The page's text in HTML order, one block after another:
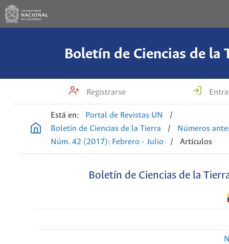
Boletín de Ciencias de la
Registrarse
Está en: Portal de Revistas UN
/
Boletín de Ciencias de la Tierra
/
Números
Núm. 42 (2017): Febrero - Julio
/ Artículos
Boletín de Ciencias de la